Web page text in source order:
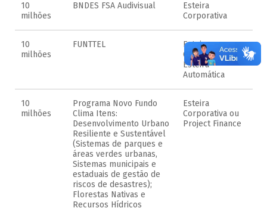
10
milhões
BNDES FSA Audivisual
Esteira
Corporativa
10
milhões
FUNTTEL
Esteira
Corporativa ou
Esteira
Automática
10
milhões
Programa Novo Fundo
Clima Itens:
Desenvolvimento Urbano
Resiliente e Sustentável
(Sistemas de parques e
áreas verdes urbanas,
Sistemas municipais e
estaduais de gestão de
riscos de desastres);
Florestas Nativas e
Recursos Hídricos
Esteira
Corporativa ou
Project Finance